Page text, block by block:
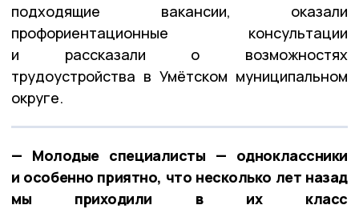
подходящие вакансии, оказали
профориентационные консультации
и рассказали о возможностях
трудоустройства в Умётском муниципальном
округе.
— Молодые специалисты — одноклассники
и особенно приятно, что несколько лет назад
мы приходили в их класс